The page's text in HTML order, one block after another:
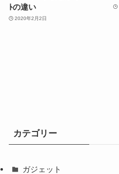
ﾄの違い
2020年2月2日
カテゴリー
ガジェット